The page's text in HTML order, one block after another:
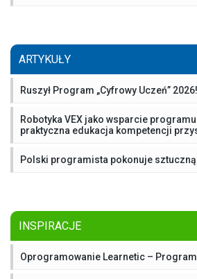
ARTYKUŁY
Ruszył Program „Cyfrowy Uczeń” 2026!
Robotyka VEX jako wsparcie programu
praktyczna edukacja kompetencji
Polski programista pokonuje
INSPIRACJE
Oprogramowanie Learnetic –